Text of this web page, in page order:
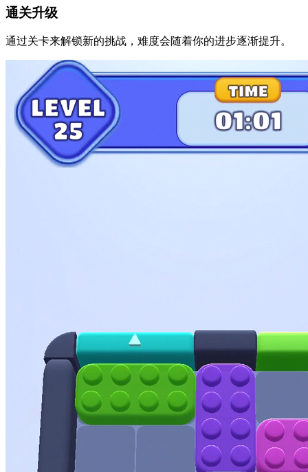
通关升级
通过关卡来解锁新的挑战，难度会随着你的进步逐渐提升。